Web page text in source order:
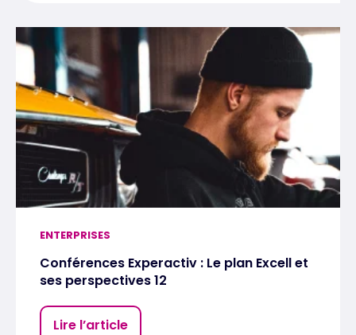
ENTERPRISES
Conférences Experactiv : Le plan Excell et
ses perspectives 12
Lire l’article